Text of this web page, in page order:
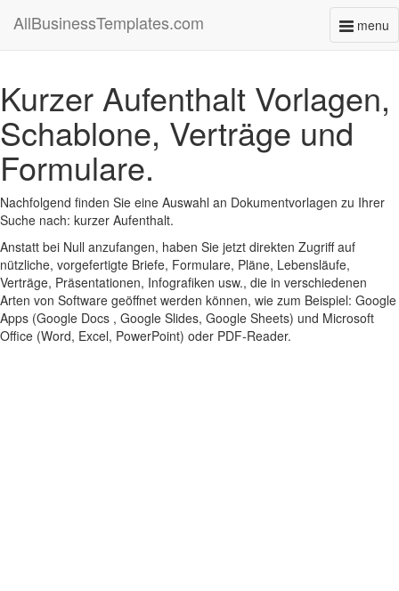
menu
AllBusinessTemplates.com
Kurzer Aufenthalt Vorlagen,
Schablone, Verträge und
Formulare.
Nachfolgend finden Sie eine Auswahl an Dokumentvorlagen zu Ihrer
Suche nach: kurzer Aufenthalt.
Anstatt bei Null anzufangen, haben Sie jetzt direkten Zugriff auf
nützliche, vorgefertigte Briefe, Formulare, Pläne, Lebensläufe,
Verträge, Präsentationen, Infografiken usw., die in verschiedenen
Arten von Software geöffnet werden können, wie zum Beispiel: Google
Apps (Google Docs , Google Slides, Google Sheets) und Microsoft
Office (Word, Excel, PowerPoint) oder PDF-Reader.